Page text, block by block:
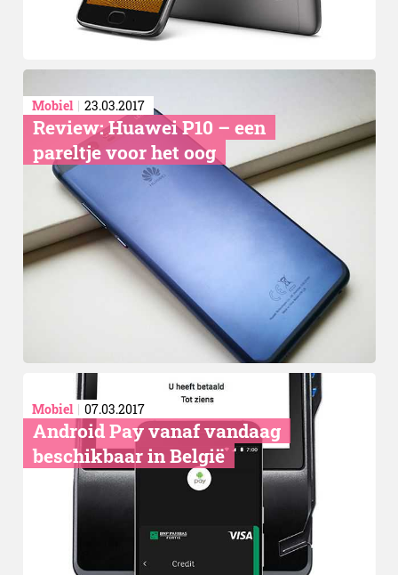
Mobiel 23.03.2017
Review: Huawei P10 – een
pareltje voor het oog
Mobiel 07.03.2017
Android Pay vanaf vandaag
beschikbaar in België